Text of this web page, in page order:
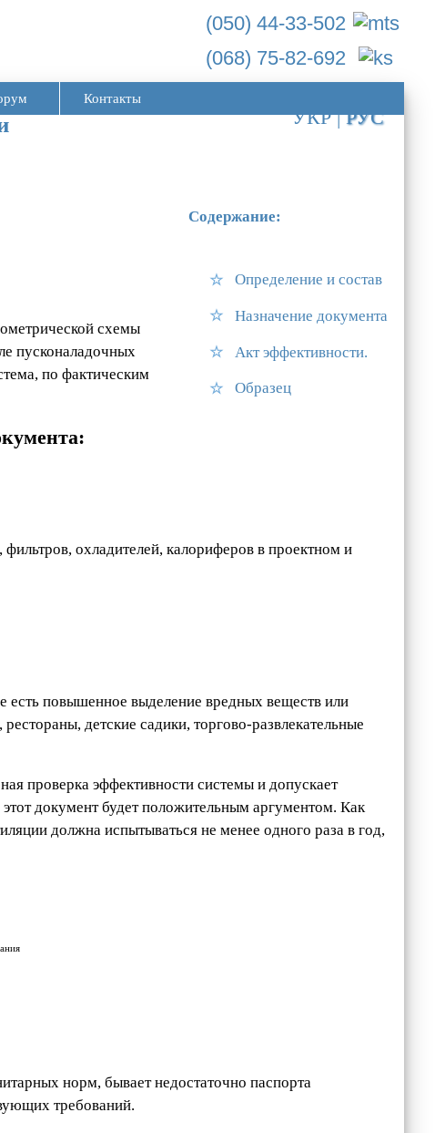
(050) 44-33-502
(068) 75-82-692
Контакты
УКР|РУС
Содержание:
Определение и состав
Назначение документа
Акт эффективности.
Образец
схемы
пусконаладочных
по фактическим
охладителей, калориферов в проектном и
есть повышенное выделение вредных веществ или
детские садики, торгово-развлекательные
проверка эффективности системы и допускает
документ будет положительным аргументом. Как
должна испытываться не менее одного раза в год,
норм, бывает недостаточно паспорта
требований.